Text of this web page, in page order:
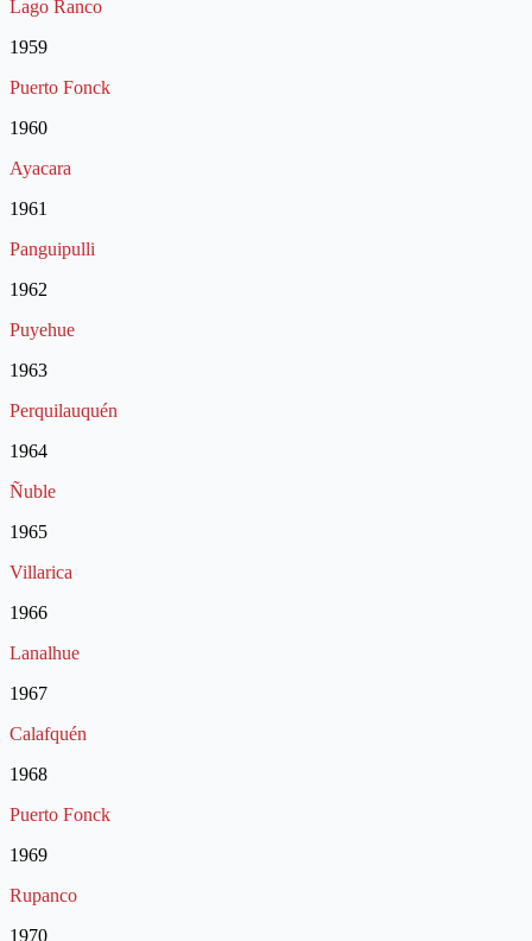
Lago Ranco
1959
Puerto Fonck
1960
Ayacara
1961
Panguipulli
1962
Puyehue
1963
Perquilauquén
1964
Ñuble
1965
Villarica
1966
Lanalhue
1967
Calafquén
1968
Puerto Fonck
1969
Rupanco
1970